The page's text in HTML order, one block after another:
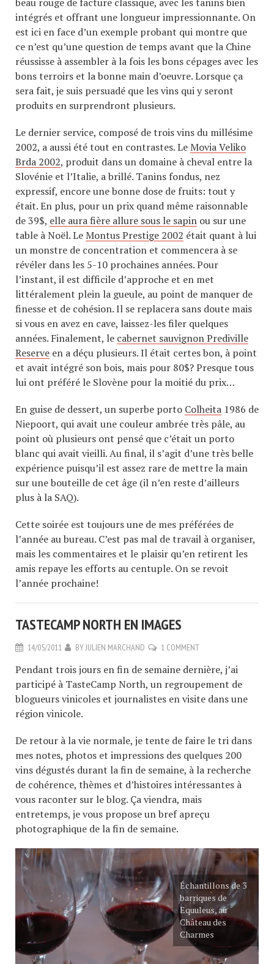
intégrés et offrant une longueur impressionnante. On
est ici en face d’un exemple probant qui montre que
ce n’est qu’une question de temps avant que la Chine
réussisse à assembler à la fois les bons cépages avec les
bons terroirs et la bonne main d’oeuvre. Lorsque ça
sera fait, je suis persuadé que les vins qui y seront
produits en surprendront plusieurs.
Le dernier service, composé de trois vins du millésime
2002, a aussi été tout en contrastes. LeMovia Veliko
Brda 2002, produit dans un domaine à cheval entre la
Slovénie et l’Italie, a brillé. Tanins fondus, nez
expressif, encore une bonne dose de fruits: tout y
était. En plus, pour un prix quand même raisonnable
de 39$, elle aura fière allure sous le sapin ou sur une
table à Noël. LeMontus Prestige 2002 était quant à lui
un monstre de concentration et commencera à se
révéler dans les 5-10 prochaines années. Pour
l’instant, il est difficile d’approche et en met
littéralement plein la gueule, au point de manquer de
finesse et de cohésion. Il se replacera sans doute mais
si vous en avez en cave, laissez-les filer quelques
années. Finalement, le cabernet sauvignon Prediville
Reserve en a déçu plusieurs. Il était certes bon, à point
et avait intégré son bois, mais pour 80$? Presque tous
lui ont préféré le Slovène pour la moitié du prix…
En guise de dessert, un superbe porto Colheita 1986 de
Niepoort, qui avait une couleur ambrée très pâle, au
point où plusieurs ont pensé que c’était un porto
blanc qui avait vieilli. Au final, il s’agit d’une très belle
expérience puisqu’il est assez rare de mettre la main
sur une bouteille de cet âge (il n’en reste d’ailleurs
plus à la SAQ).
Cette soirée est toujours une de mes préférées de
l’année au bureau. C’est pas mal de travail à organiser,
mais les commentaires et le plaisir qu’en retirent les
amis repaye les efforts au centuple. On se revoit
l’année prochaine!
TASTECAMP NORTH EN IMAGES
14/05/2011 BYJULIEN MARCHAND 1 COMMENT
Pendant trois jours en fin de semaine dernière, j’ai
participé à TasteCamp North, un regroupement de
blogueurs vinicoles et journalistes en visite dans une
région vinicole.
De retour à la vie normale, je tente de faire le tri dans
mes notes, photos et impressions des quelques 200
vins dégustés durant la fin de semaine, à la recherche
de cohérence, thèmes et d’histoires intéressantes à
vous raconter sur le blog. Ça viendra, mais
entretemps, je vous propose un bref apreçu
photographique de la fin de semaine.
Échantillons de 3
barriques de
Equuleus, au
Château des
Charmes